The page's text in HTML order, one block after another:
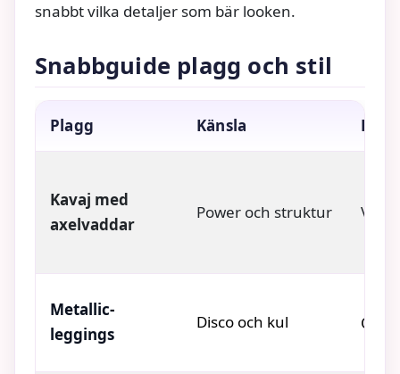
snabbt vilka detaljer som bär looken.
Snabbguide plagg och stil
Plagg Känsla
Kavaj med
axelvaddar
Power och struktur Vit t-
Metallic-
leggings
Disco och kul